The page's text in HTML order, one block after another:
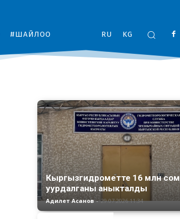
#ШАЙЛОО RU KG
Кыргызгидрометте 16 млн сом
уурдалганы аныкталды
Адилет Асанов - 29.07.2026 11:34